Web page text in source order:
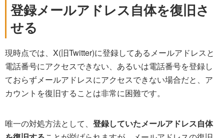
登録メールアドレス自体を復旧さ
せる
現時点では、X(旧Twitter)に登録してあるメールアドレスと
電話番号にアクセスできない、あるいは電話番号を登録し
ておらずメールアドレスにアクセスできない場合だと、ア
カウントを復旧することは非常に困難です。
唯一の対処方法として、 登録していたメールアドレス自体